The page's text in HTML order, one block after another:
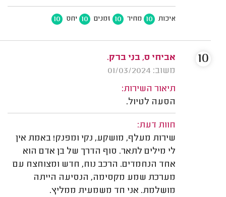
איכות 10 מחיר 10 זמנים 10 יחס 10
אביחי ס, בני ברק.
משוב: 01/03/2024
תיאור השירות:
הסעה לטיול.
חוות דעת:
שירות מעלף, מושקע, נקי ומפנק! באמת אין
לי מילים לתאר. סוף הדרך של בן אדם הוא
אחד הנחמדים. הרכב נוח, חדש ומצוחצח עם
מערכת שמע מקסימה, הנסיעה הייתה
מושלמת. אני חד משמעית ממליץ.
10